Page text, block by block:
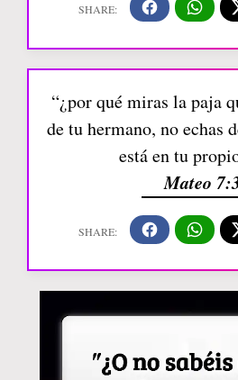
“¿por qué miras la paja
de tu hermano, no echas
está en tu
Mateo